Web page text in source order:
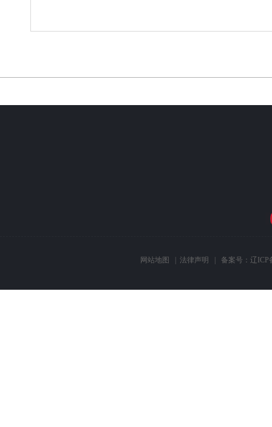
网站地图 法律声明 | 备案号： 辽ICP